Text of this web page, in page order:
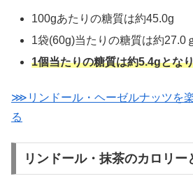
100gあたりの糖質は約45.0g
1袋(60g)当たりの糖質は約27.0
1個当たりの糖質は約5.4gとな
⋙リンドール・ヘーゼルナッツを
る
リンドール・抹茶のカロリー